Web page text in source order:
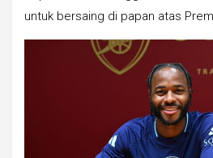
untuk bersaing di papan atas